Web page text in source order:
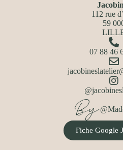
112 rue
59
07 88 46
By
Fiche Google